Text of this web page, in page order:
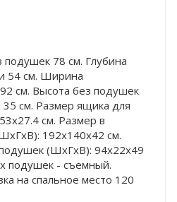
подушек 78 см. Глубина
54 см. Ширина
см. Высота без подушек
35 см. Размер ящика для
см. Размер в
192х140х42 см.
(ШхГхВ): 94х22х49
подушек - съемный.
на спальное место 120